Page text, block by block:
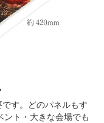
す。どのパネルもす
ント・大きな会場でも